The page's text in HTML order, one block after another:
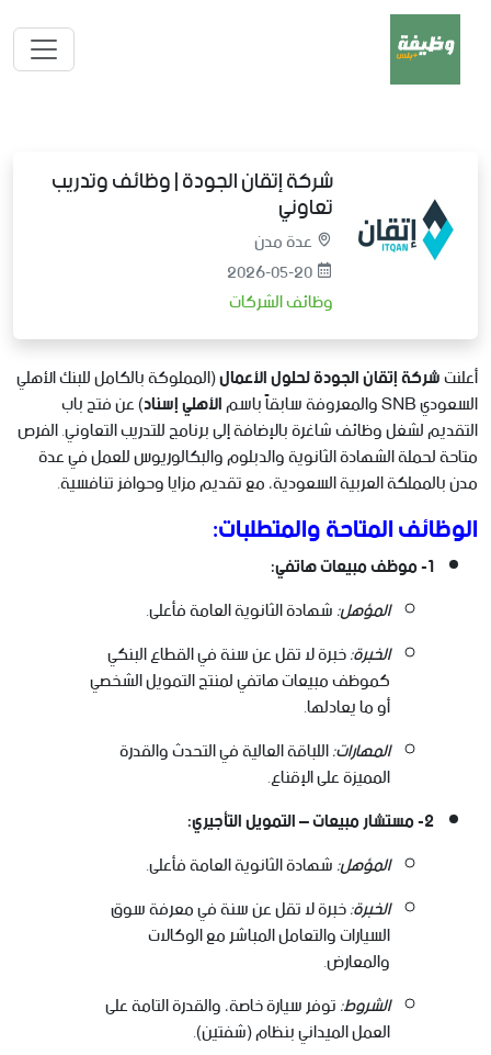
شركة إتقان الجودة | وظائف وتدريب
تعاوني
عدة مدن
2026-05-20
وظائف الشركات
أعلنتشركة إتقان الجودة لحلول الأعمال(المملوكة بالكامل للبنك الأهلي
السعودي SNB والمعروفة سابقاً باسم الأهلي إسناد) عن فتح باب
التقديم لشغل وظائف شاغرة بالإضافة إلى برنامج للتدريب التعاوني. الفرص
متاحة لحملة الشهادة الثانوية والدبلوم والبكالوريوس للعمل في عدة
مدن بالمملكة العربية السعودية، مع تقديم مزايا وحوافز تنافسية.
الوظائف المتاحة والمتطلبات:
1- موظف مبيعات هاتفي:
المؤهل:شهادة الثانوية العامة فأعلى.
الخبرة:خبرة لا تقل عن سنة في القطاع البنكي
كموظف مبيعات هاتفي لمنتج التمويل الشخصي
أو ما يعادلها.
المهارات:اللباقة العالية في التحدث والقدرة
المميزة على الإقناع.
2- مستشار مبيعات – التمويل التأجيري:
المؤهل:شهادة الثانوية العامة فأعلى.
الخبرة:خبرة لا تقل عن سنة في معرفة سوق
السيارات والتعامل المباشر مع الوكالات
والمعارض.
الشروط:توفر سيارة خاصة، والقدرة التامة على
العمل الميداني بنظام (شفتين).